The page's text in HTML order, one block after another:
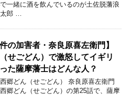
一緒に酒を飲んでいるのが土佐脱藩浪
太郎 …
の加害者・奈良原喜左衛門】
せごどん）で激怒してイギリ
た薩摩藩士はどんな人？
郷どん（せごどん） 奈良原喜左衛門
郷どん（せごどん）の第25話で、薩摩